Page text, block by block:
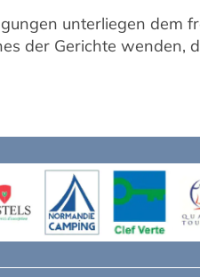
unterliegen dem
der Gerichte wenden,